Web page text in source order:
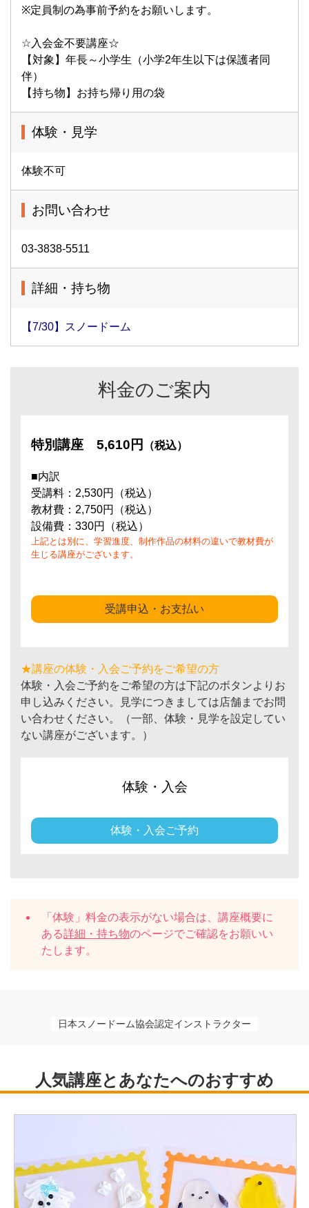
※定員制の為事前予約をお願いします。
☆入会金不要講座☆
【対象】年長～小学生（小学2年生以下は保護者同
伴）
【持ち物】お持ち帰り用の袋
体験・見学
体験不可
お問い合わせ
03-3838-5511
詳細・持ち物
【7/30】スノードーム
料金のご案内
特別講座 5,610円 （税込）
■内訳
受講料：2,530円（税込）
教材費：2,750円（税込）
設備費：330円（税込）
上記とは別に、学習進度、制作作品の材料の違いで教材費が
生じる講座がございます。
受講申込・お支払い
★講座の体験・入会ご予約をご希望の方
体験・入会ご予約をご希望の方は下記のボタンよりお
申し込みください。見学につきましては店舗までお問
い合わせください。（一部、体験・見学を設定してい
ない講座がございます。）
体験・入会
体験・入会ご予約
「体験」料金の表示がない場合は、講座概要に
ある詳細・持ち物のページでご確認をお願いい
たします。
日本スノードーム協会認定インストラクター